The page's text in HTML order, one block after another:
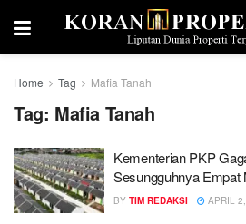
Home Tag Mafia Tanah
Tag: Mafia Tanah
Kementerian PKP
Sesungguhnya Empat
Perumahan Nasional
BY TIM REDAKSI APRIL